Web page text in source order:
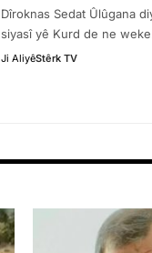
Dîroknas Sedat Ûlûgana
siyasî yê Kurd de ne weke
Ji AliyêStêrk TV